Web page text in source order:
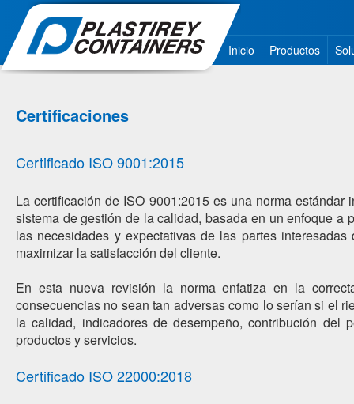
Inicio Productos
Certificaciones
Certificado ISO 9001:2015
La certificación de ISO 9001:2015 es una norma
sistema de gestión de la calidad, basada en un enfoque
las necesidades y expectativas de las partes
maximizar la satisfacción del cliente.
En esta nueva revisión la norma enfatiza en la
consecuencias no sean tan adversas como lo serían si el
la calidad, indicadores de desempeño, contribución
productos y servicios.
Certificado ISO 22000:2018